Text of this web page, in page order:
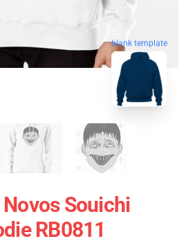
blank template
Souichi
RB0811